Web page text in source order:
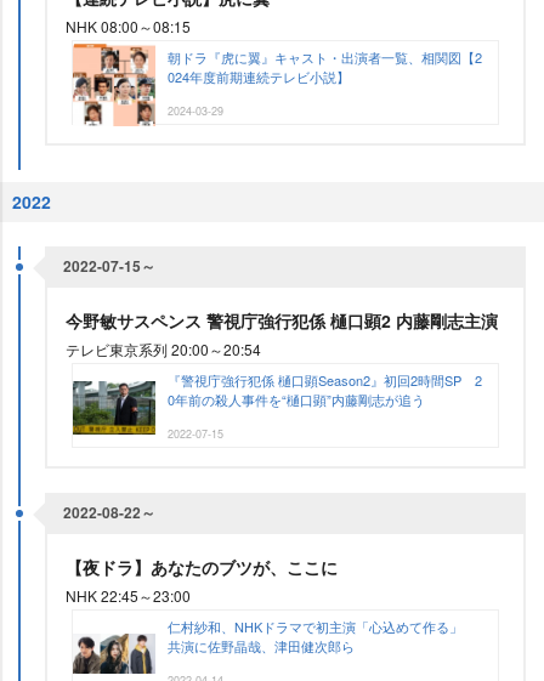
NHK 08:00～08:15
朝ドラ『虎に翼』キャスト・出演者一覧、相関図【2
024年度前期連続テレビ小説】
2024-03-29
2022
2022-07-15～
今野敏サスペンス 警視庁強行犯係 樋口顕2 内藤剛志主演
テレビ東京系列 20:00～20:54
『警視庁強行犯係 樋口顕Season2』初回2時間SP 2
0年前の殺人事件を“樋口顕”内藤剛志が追う
2022-07-15
2022-08-22～
【夜ドラ】あなたのブツが、ここに
NHK 22:45～23:00
仁村紗和、NHKドラマで初主演「心込めて作る」
共演に佐野晶哉、津田健次郎ら